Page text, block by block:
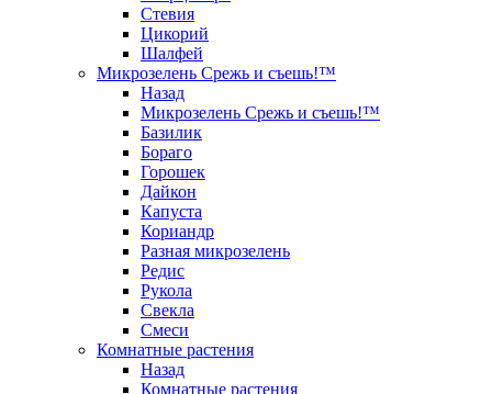
Стевия
Цикорий
Шалфей
Микрозелень Срежь и съешь!™
Назад
Микрозелень Срежь и съешь!™
Базилик
Бораго
Горошек
Дайкон
Капуста
Кориандр
Разная микрозелень
Редис
Рукола
Свекла
Смеси
Комнатные растения
Назад
Комнатные растения